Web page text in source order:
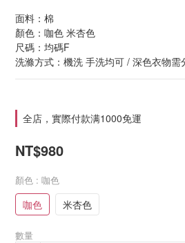
面料：棉
顏色：咖色 米杏色
尺碼：均碼F
洗滌方式：機洗 手洗均可 / 深色衣物
全店，實際付款满1000免運
NT$980
顏色 : 咖色
咖色 米杏色
數量